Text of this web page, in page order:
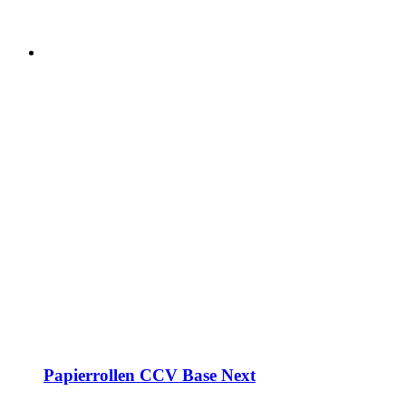
Papierrollen CCV Base Next